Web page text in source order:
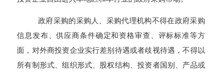
政府采购的采购人、采购代理机构不得在政府采购
信息发布、供应商条件确定和资格审查、评标标准等方
面，对外商投资企业实行差别待遇或者歧视待遇，不得以
所有制形式、组织形式、股权结构、投资者国别、产品或